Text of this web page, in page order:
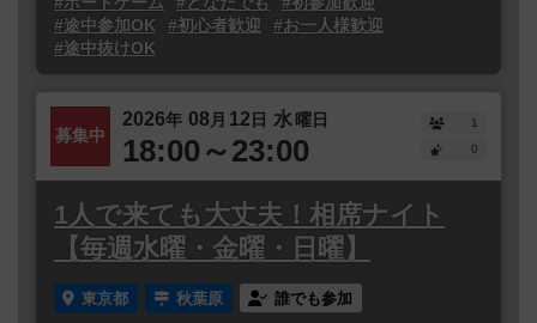
#途中参加OK
#初心者歓迎
#お一人様歓迎
#途中抜けOK
募集中
2026年 08 月 12日 水曜日
18:00～23:00
1
0
1人で来ても大丈夫！相席ナイト
【毎週水曜・金曜・日曜】
東京都 秋葉原 誰でも参加